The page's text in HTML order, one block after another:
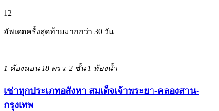
12
อัพเดตครั้งสุดท้ายมากกว่า 30 วัน
1 ห้องนอน 18 ตรว. 2 ชั้น 1 ห้องน้ำ
เช่าทุกประเภทอสังหา สมเด็จเจ้าพระยา-คลองสาน-
กรุงเทพ